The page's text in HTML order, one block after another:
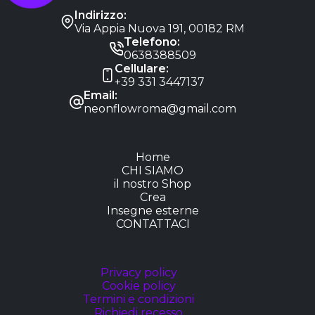
Indirizzo:
Via Appia Nuova 191, 00182 RM
Telefono:
0638388509
Cellulare:
+39 331 3447137
Email:
neonflowroma@gmail.com
Home
CHI SIAMO
il nostro Shop
Crea
Insegne esterne
CONTATTACI
Privacy policy
Cookie policy
Termini e condizioni